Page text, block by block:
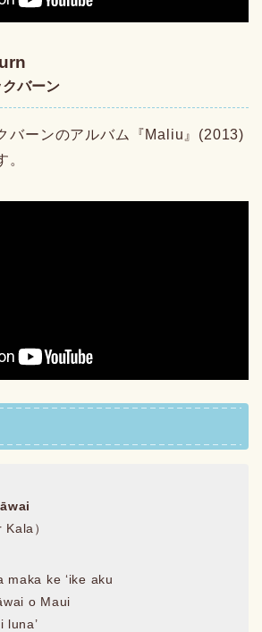
バーン
バーンのアルバム『Maliu』(2013)
。
Kala）
maka ke ʻike aku
o Maui
luna’